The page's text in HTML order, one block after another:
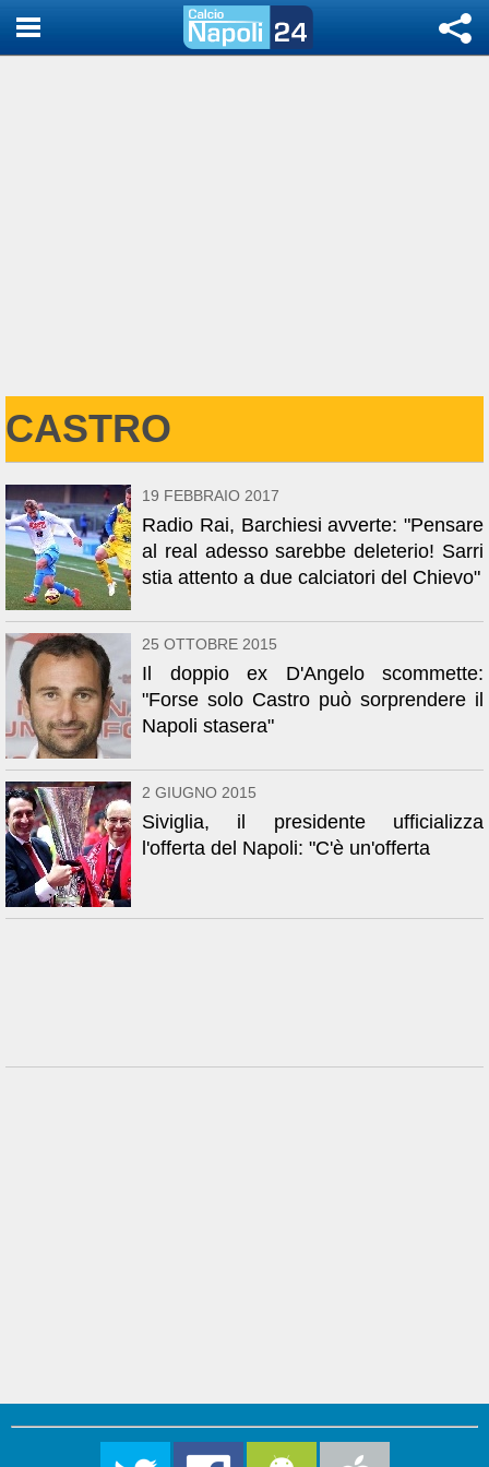
CASTRO
19 FEBBRAIO 2017
Radio Rai, Barchiesi avverte: "Pensare
al real adesso sarebbe deleterio! Sarri
stia attento a due calciatori del Chievo"
25 OTTOBRE 2015
Il doppio ex D'Angelo scommette:
"Forse solo Castro può sorprendere il
Napoli stasera"
2 GIUGNO 2015
Siviglia, il presidente ufficializza
l'offerta del Napoli: "C'è un'offerta